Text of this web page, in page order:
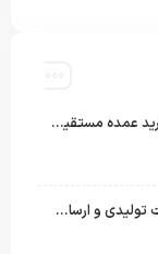
قیمت پتو تک نفره برجسته پروانه | خرید عمده مستقیم با بهترین قیمت بازار
فروش عمده پتو یک‌نفره پریما با قیمت تولیدی و ارسال به سراسر کشور